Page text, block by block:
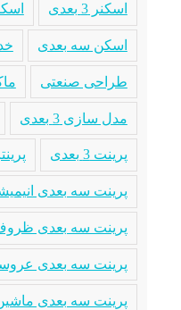
اسکنر 3 بعدی
اسکن سه بعدی
طراحی صنعتی
مدل سازی 3 بعدی
پرینت 3 بعدی پرینتر 3
پرینت سه بعدی
پرینت سه بعدی
پرینت سه بعدی
پرینت سه بعدی